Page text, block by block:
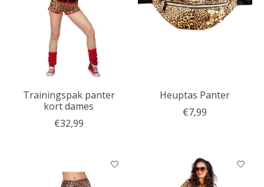
Trainingspak panter
kort dames
€32,99
Heuptas Panter
€7,99